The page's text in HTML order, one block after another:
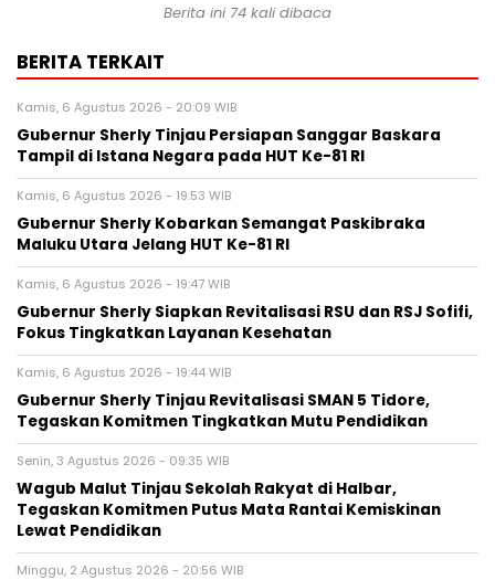
Berita ini 74 kali dibaca
BERITA TERKAIT
Kamis, 6 Agustus 2026 - 20:09 WIB
Gubernur Sherly Tinjau Persiapan Sanggar Baskara
Tampil di Istana Negara pada HUT Ke-81 RI
Kamis, 6 Agustus 2026 - 19:53 WIB
Gubernur Sherly Kobarkan Semangat Paskibraka
Maluku Utara Jelang HUT Ke-81 RI
Kamis, 6 Agustus 2026 - 19:47 WIB
Gubernur Sherly Siapkan Revitalisasi RSU dan RSJ Sofifi,
Fokus Tingkatkan Layanan Kesehatan
Kamis, 6 Agustus 2026 - 19:44 WIB
Gubernur Sherly Tinjau Revitalisasi SMAN 5 Tidore,
Tegaskan Komitmen Tingkatkan Mutu Pendidikan
Senin, 3 Agustus 2026 - 09:35 WIB
Wagub Malut Tinjau Sekolah Rakyat di Halbar,
Tegaskan Komitmen Putus Mata Rantai Kemiskinan
Lewat Pendidikan
Minggu, 2 Agustus 2026 - 20:56 WIB